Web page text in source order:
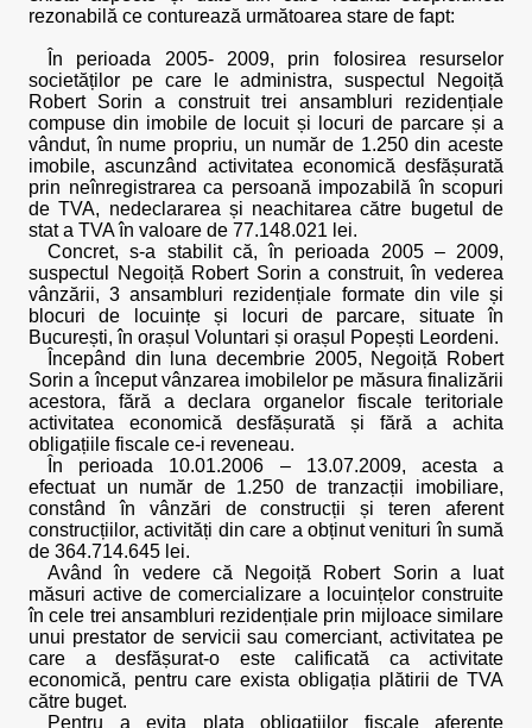
rezonabilă ce conturează următoarea stare de fapt:
În perioada 2005- 2009, prin folosirea resurselor
societăților pe care le administra, suspectul Negoiță
Robert Sorin a construit trei ansambluri rezidențiale
compuse din imobile de locuit și locuri de parcare și a
vândut, în nume propriu, un număr de 1.250 din aceste
imobile, ascunzând activitatea economică desfășurată
prin neînregistrarea ca persoană impozabilă în scopuri
de TVA, nedeclararea și neachitarea către bugetul de
stat a TVA în valoare de 77.148.021 lei.
Concret, s-a stabilit că, în perioada 2005 – 2009,
suspectul Negoiță Robert Sorin a construit, în vederea
vânzării, 3 ansambluri rezidențiale formate din vile și
blocuri de locuințe și locuri de parcare, situate în
București, în orașul Voluntari și orașul Popești Leordeni.
Începând din luna decembrie 2005, Negoiță Robert
Sorin a început vânzarea imobilelor pe măsura finalizării
acestora, fără a declara organelor fiscale teritoriale
activitatea economică desfășurată și fără a achita
obligațiile fiscale ce-i reveneau.
În perioada 10.01.2006 – 13.07.2009, acesta a
efectuat un număr de 1.250 de tranzacții imobiliare,
constând în vânzări de construcții și teren aferent
construcțiilor, activități din care a obținut venituri în sumă
de 364.714.645 lei.
Având în vedere că Negoiță Robert Sorin a luat
măsuri active de comercializare a locuințelor construite
în cele trei ansambluri rezidențiale prin mijloace similare
unui prestator de servicii sau comerciant, activitatea pe
care a desfășurat-o este calificată ca activitate
economică, pentru care exista obligația plătirii de TVA
către buget.
Pentru a evita plata obligațiilor fiscale aferente